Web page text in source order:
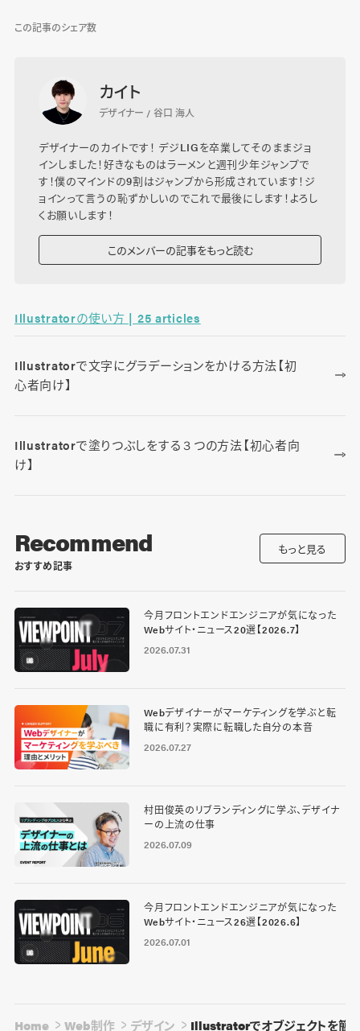
この記事のシェア数
カイト
デザイナー / 谷口 海人
デザイナーのカイトです！ デジLIGを卒業してそのままジョ
インしました！好きなものはラーメンと週刊少年ジャンプで
す！僕のマインドの9割はジャンプから形成されています！ジ
ョインって言うの恥ずかしいのでこれで最後にします！よろし
くお願いします！
このメンバーの記事をもっと読む
Illustratorの使い方 | 25 articles
Illustratorで文字にグラデーションをかける方法【初
心者向け】
Illustratorで塗りつぶしをする３つの方法【初心者向
け】
Recommend
おすすめ記事
もっと見る
今月フロントエンドエンジニアが気になった
Webサイト・ニュース20選【2026.7】
2026.07.31
Webデザイナーがマーケティングを学ぶと転
職に有利？実際に転職した自分の本音
2026.07.27
村田俊英のリブランディングに学ぶ、デザイナ
ーの上流の仕事
2026.07.09
今月フロントエンドエンジニアが気になった
Webサイト・ニュース26選【2026.6】
2026.07.01
Home Web制作 デザイン Illustratorでオブジェクトを簡